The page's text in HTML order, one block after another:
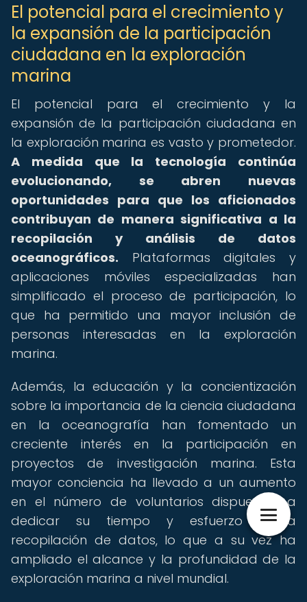
El potencial para el crecimiento y
la expansión de la participación
ciudadana en la exploración
marina
El potencial para el crecimiento y la
expansión de la participación ciudadana en
la exploración marina es vasto y prometedor.
A medida que la tecnología continúa
evolucionando, se abren nuevas
oportunidades para que los aficionados
contribuyan de manera significativa a la
recopilación y análisis de datos
oceanográficos. Plataformas digitales y
aplicaciones móviles especializadas han
simplificado el proceso de participación, lo
que ha permitido una mayor inclusión de
personas interesadas en la exploración
marina.
Además, la educación y la concientización
sobre la importancia de la ciencia ciudadana
en la oceanografía han fomentado un
creciente interés en la participación en
proyectos de investigación marina. Esta
mayor conciencia ha llevado a un aumento
en el número de voluntarios dispuestos a
dedicar su tiempo y esfuerzo a la
recopilación de datos, lo que a su vez ha
ampliado el alcance y la profundidad de la
exploración marina a nivel mundial.